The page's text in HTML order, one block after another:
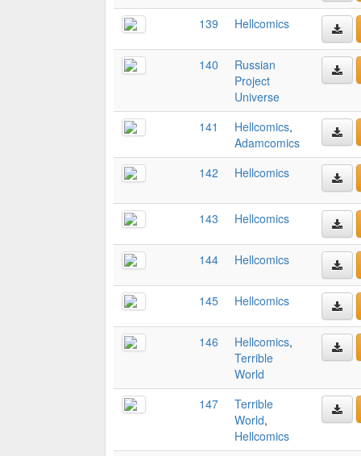
139 Hellcomics
140
Russian
Project
Universe
141
Hellcomics,
Adamcomics
142
Hellcomics
143 Hellcomics
144 Hellcomics
145 Hellcomics
146 Hellcomics,
Terrible
World
147
Terrible
World,
Hellcomics